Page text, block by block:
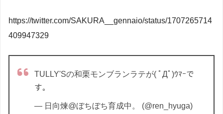
https://twitter.com/SAKURA__gennaio/status/1707265714
409947329
TULLY'Sの和栗モンブランラテが( ﾟДﾟ)ｳﾏｰで
す。
— 日向煉@ぼちぼち育成中。 (@ren_hyuga)